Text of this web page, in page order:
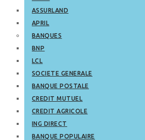
ASSURLAND
APRIL
BANQUES
BNP
LCL
SOCIETE GENERALE
BANQUE POSTALE
CREDIT MUTUEL
CREDIT AGRICOLE
ING DIRECT
BANQUE POPULAIRE